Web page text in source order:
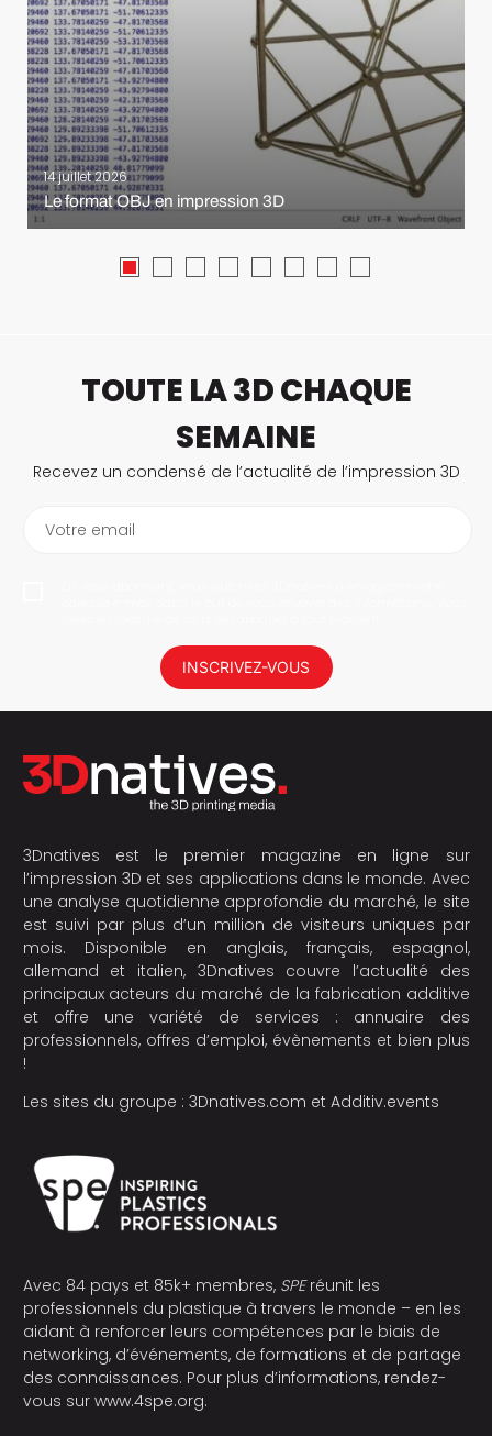
14 juillet 2026
Le format OBJ en impression 3D
TOUTE LA 3D CHAQUE
SEMAINE
Recevez un condensé de l’actualité de l’impression 3D
Votre email
INSCRIVEZ-VOUS
3Dnatives est le premier magazine en ligne sur
l’impression 3D et ses applications dans le monde. Avec
une analyse quotidienne approfondie du marché, le site
est suivi par plus d’un million de visiteurs uniques par
mois. Disponible en anglais, français, espagnol,
allemand et italien, 3Dnatives couvre l’actualité des
principaux acteurs du marché de la fabrication additive
et offre une variété de services : annuaire des
professionnels, offres d’emploi, évènements et bien plus
!
Les sites du groupe : 3Dnatives.com et Additiv.events
Avec 84 pays et 85k+ membres, SPEréunit les
professionnels du plastique à travers le monde – en les
aidant à renforcer leurs compétences par le biais de
networking, d’événements, de formations et de partage
des connaissances. Pour plus d’informations, rendez-
vous sur www.4spe.org.